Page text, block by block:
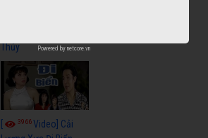
Thủy
3966Video] Cải
Powered by netcore.vn